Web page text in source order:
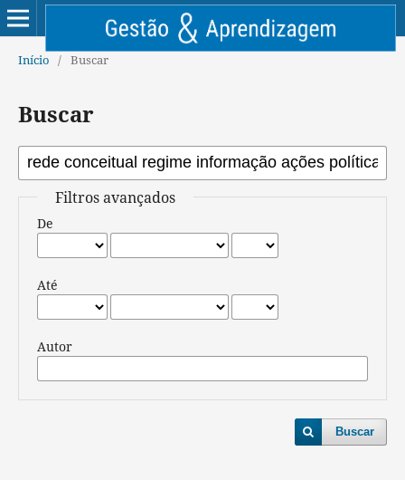
Início / Buscar
Buscar
Filtros avançados
De
Até
Autor
Buscar